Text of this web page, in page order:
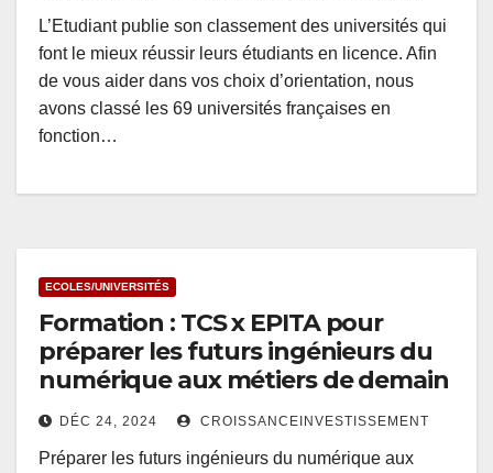
L’Etudiant publie son classement des universités qui
font le mieux réussir leurs étudiants en licence. Afin
de vous aider dans vos choix d’orientation, nous
avons classé les 69 universités françaises en
fonction…
ECOLES/UNIVERSITÉS
Formation : TCS x EPITA pour
préparer les futurs ingénieurs du
numérique aux métiers de demain
DÉC 24, 2024 CROISSANCEINVESTISSEMENT
Préparer les futurs ingénieurs du numérique aux